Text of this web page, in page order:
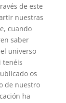
de este
nuestras
cuando
saber
universo
tenéis
os
de nuestro
ha